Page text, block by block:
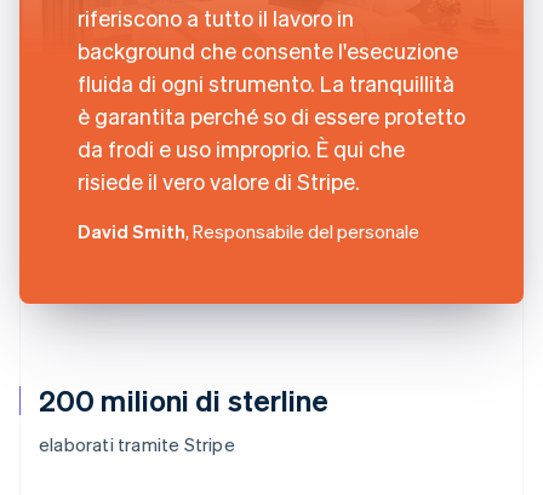
200 milioni di sterline
elaborati tramite Stripe
riferiscono a tutto il lavoro in
background che consente l'esecuzione
fluida di ogni strumento. La tranquillità
è garantita perché so di essere protetto
da frodi e uso improprio. È qui che
risiede il vero valore di Stripe.
David Smith, Responsabile del personale